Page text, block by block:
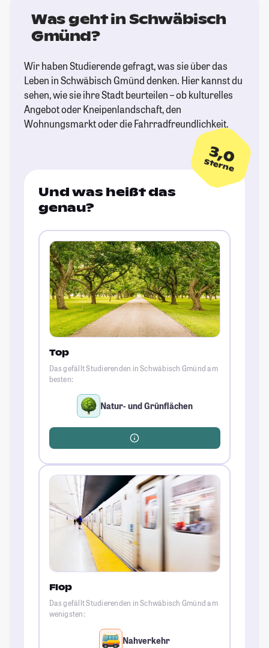
Was geht in Schwäbisch
Gmünd?
Wir haben Studierende gefragt, was sie über das
Leben in Schwäbisch Gmünd denken. Hier kannst du
sehen, wie sie ihre Stadt beurteilen – ob kulturelles
Angebot oder Kneipenlandschaft, den
Wohnungsmarkt oder die Fahrradfreundlichkeit.
3,0
Sterne
Und was heißt das
genau?
Top
Das gefällt Studierenden in Schwäbisch Gmünd am
besten:
Natur- und Grünflächen
Flop
Das gefällt Studierenden in Schwäbisch Gmünd am
wenigsten:
Nahverkehr